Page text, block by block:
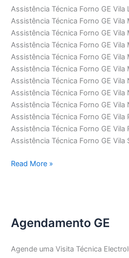
Assistência Técnica Forno GE Vila
Assistência Técnica Forno GE Vila
Assistência Técnica Forno GE Vila
Assistência Técnica Forno GE Vila
Assistência Técnica Forno GE Vila
Assistência Técnica Forno GE Vila
Assistência Técnica Forno GE Vila
Assistência Técnica Forno GE Vila
Assistência Técnica Forno GE Vila
Assistência Técnica Forno GE Vila
Assistência Técnica Forno GE Vila
Assistência Técnica Forno GE Vila
Assistência
Read More »
Agendamento GE
Agende uma Visita Técnica